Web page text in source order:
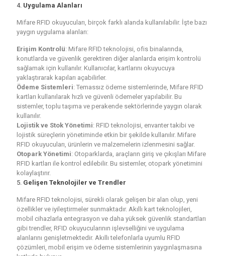
4. Uygulama Alanları
Mifare RFID okuyucuları, birçok farklı alanda kullanılabilir. İşte bazı
yaygın uygulama alanları:
Erişim Kontrolü: Mifare RFID teknolojisi, ofis binalarında,
konutlarda ve güvenlik gerektiren diğer alanlarda erişim kontrolü
sağlamak için kullanılır. Kullanıcılar, kartlarını okuyucuya
yaklaştırarak kapıları açabilirler.
Ödeme Sistemleri: Temassız ödeme sistemlerinde, Mifare RFID
kartları kullanılarak hızlı ve güvenli ödemeler yapılabilir. Bu
sistemler, toplu taşıma ve perakende sektörlerinde yaygın olarak
kullanılır.
Lojistik ve Stok Yönetimi: RFID teknolojisi, envanter takibi ve
lojistik süreçlerin yönetiminde etkin bir şekilde kullanılır. Mifare
RFID okuyucuları, ürünlerin ve malzemelerin izlenmesini sağlar.
Otopark Yönetimi: Otoparklarda, araçların giriş ve çıkışları Mifare
RFID kartları ile kontrol edilebilir. Bu sistemler, otopark yönetimini
kolaylaştırır.
5. Gelişen Teknolojiler ve Trendler
Mifare RFID teknolojisi, sürekli olarak gelişen bir alan olup, yeni
özellikler ve iyileştirmeler sunmaktadır. Akıllı kart teknolojileri,
mobil cihazlarla entegrasyon ve daha yüksek güvenlik standartları
gibi trendler, RFID okuyucularının işlevselliğini ve uygulama
alanlarını genişletmektedir. Akıllı telefonlarla uyumlu RFID
çözümleri, mobil erişim ve ödeme sistemlerinin yaygınlaşmasına